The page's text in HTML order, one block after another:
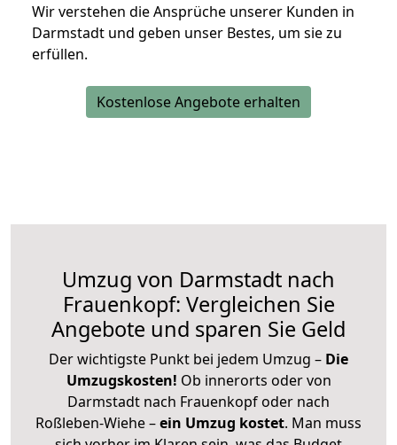
Wir verstehen die Ansprüche unserer Kunden in
Darmstadt und geben unser Bestes, um sie zu
erfüllen.
Kostenlose Angebote erhalten
Umzug von Darmstadt nach
Frauenkopf: Vergleichen Sie
Angebote und sparen Sie Geld
Der wichtigste Punkt bei jedem Umzug – Die
Umzugskosten! Ob innerorts oder von
Darmstadt nach Frauenkopf oder nach
Roßleben-Wiehe –ein Umzug kostet. Man muss